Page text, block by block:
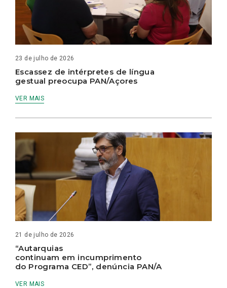
23 de julho de 2026
Escassez de intérpretes de língua
gestual preocupa PAN/Açores
VER MAIS
21 de julho de 2026
“Autarquias
continuam em incumprimento
do Programa CED”, denúncia PAN/A
VER MAIS